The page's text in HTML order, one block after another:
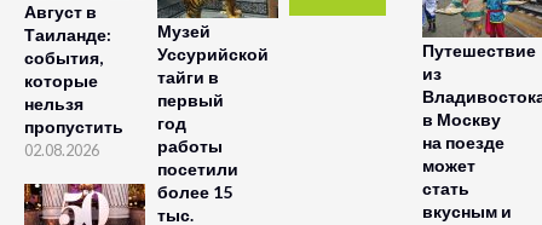
Август в
Таиланде:
события,
которые
нельзя
пропустить
02.08.2026
Музей
Уссурийской
тайги в
первый
год
работы
посетили
более 15
тыс.
Путешествие
из
в Москву
на поезде
может
стать
вкусным и